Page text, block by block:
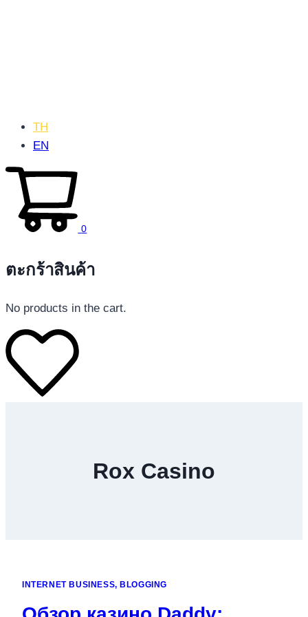
โทรศัพท์มือถือ
TH
EN
0
ตะกร้าสินค้า
No products in the cart.
Rox Casino
INTERNET BUSINESS, BLOGGING